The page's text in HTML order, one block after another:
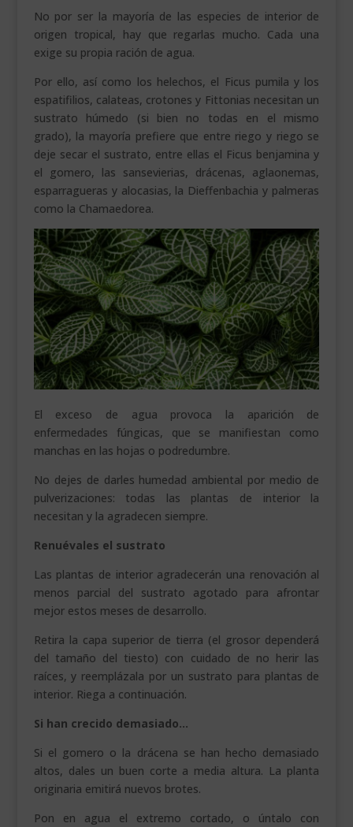
No por ser la mayoría de las especies de interior de
origen tropical, hay que regarlas mucho. Cada una
exige su propia ración de agua.
Por ello, así como los helechos, el Ficus pumila y los
espatifilios, calateas, crotones y Fittonias necesitan un
sustrato húmedo (si bien no todas en el mismo
grado), la mayoría prefiere que entre riego y riego se
deje secar el sustrato, entre ellas el Ficus benjamina y
el gomero, las sansevierias, drácenas, aglaonemas,
esparragueras y alocasias, la Dieffenbachia y palmeras
como la Chamaedorea.
El exceso de agua provoca la aparición de
enfermedades fúngicas, que se manifiestan como
manchas en las hojas o podredumbre.
No dejes de darles humedad ambiental por medio de
pulverizaciones: todas las plantas de interior la
necesitan y la agradecen siempre.
Renuévales el sustrato
Las plantas de interior agradecerán una renovación al
menos parcial del sustrato agotado para afrontar
mejor estos meses de desarrollo.
Retira la capa superior de tierra (el grosor dependerá
del tamaño del tiesto) con cuidado de no herir las
raíces, y reemplázala por un sustrato para plantas de
interior. Riega a continuación.
Si han crecido demasiado…
Si el gomero o la drácena se han hecho demasiado
altos, dales un buen corte a media altura. La planta
originaria emitirá nuevos brotes.
Pon en agua el extremo cortado, o úntalo con